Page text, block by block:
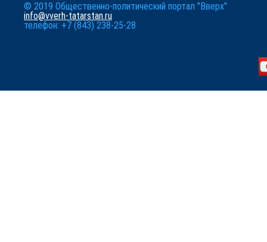
© 2019 Общественно-политический портал "Вверх"
info@vverh-tatarstan.ru
телефон: +7 (843) 238-25-28